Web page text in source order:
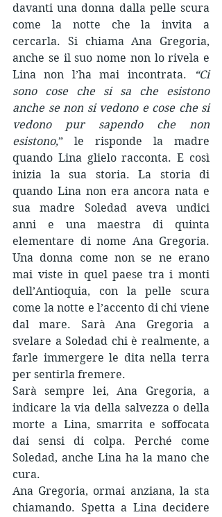
davanti una donna dalla pelle scura
come la notte che la invita a
cercarla. Si chiama Ana Gregoria,
anche se il suo nome non lo rivela e
Lina non l’ha mai incontrata.
“Ci
sono cose che si sa che esistono
anche se non si vedono e cose che si
vedono pur sapendo che non
esistono,” le risponde la madre
quando Lina glielo racconta. E così
inizia la sua storia. La storia di
quando Lina non era ancora nata e
sua madre Soledad aveva undici
anni e una maestra di quinta
elementare di nome Ana Gregoria.
Una donna come non se ne erano
mai viste in quel paese tra i monti
dell’Antioquia, con la pelle scura
come la notte e l’accento di chi viene
dal mare. Sarà Ana Gregoria a
svelare a Soledad chi è realmente, a
farle immergere le dita nella terra
per sentirla fremere.
Sarà sempre lei, Ana Gregoria, a
indicare la via della salvezza o della
morte a Lina, smarrita e soffocata
dai sensi di colpa. Perché come
Soledad, anche Lina ha la mano che
cura.
Ana Gregoria, ormai anziana, la sta
chiamando. Spetta a Lina decidere